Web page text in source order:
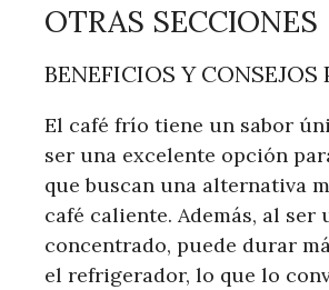
OTRAS SECCIONES
BENEFICIOS Y CONSEJOS
El café frío tiene un sabor
ser una excelente opción
que buscan una alternativa
café caliente. Además, al ser
concentrado, puede durar
el refrigerador, lo que lo